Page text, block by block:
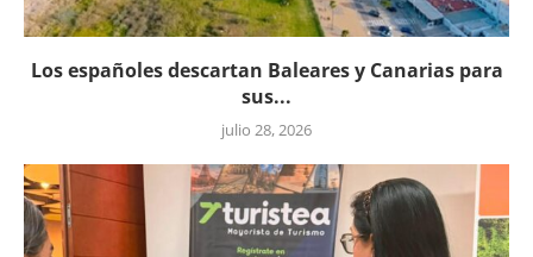
Los españoles descartan Baleares y Canarias para
sus...
julio 28, 2026